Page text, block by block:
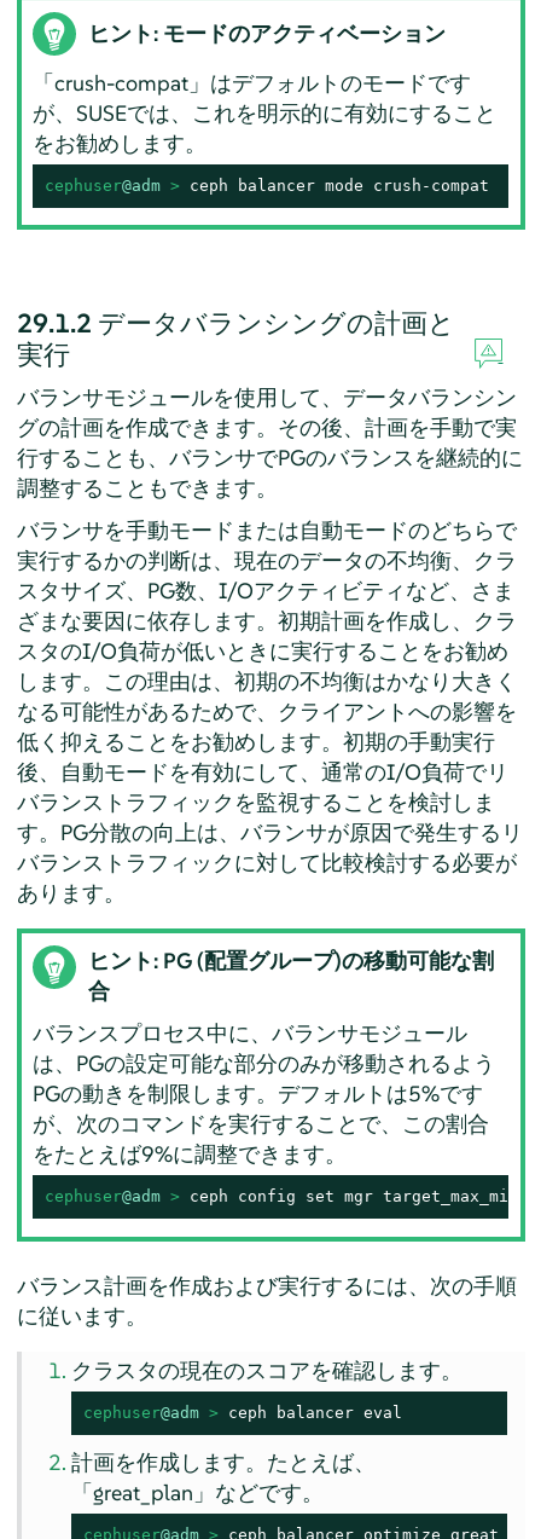
ヒント: モードのアクティベーション
「crush-compat」はデフォルトのモードです
が、SUSEでは、これを明示的に有効にすること
をお勧めします。
cephuser@adm > ceph balancer mode crush-compat
29.1.2 データバランシングの計画と
実行
バランサモジュールを使用して、データバランシン
グの計画を作成できます。その後、計画を手動で実
行することも、バランサでPGのバランスを継続的に
調整することもできます。
バランサを手動モードまたは自動モードのどちらで
実行するかの判断は、現在のデータの不均衡、クラ
スタサイズ、PG数、I/Oアクティビティなど、さま
ざまな要因に依存します。初期計画を作成し、クラ
スタのI/O負荷が低いときに実行することをお勧め
します。この理由は、初期の不均衡はかなり大きく
なる可能性があるためで、クライアントへの影響を
低く抑えることをお勧めします。初期の手動実行
後、自動モードを有効にして、通常のI/O負荷でリ
バランストラフィックを監視することを検討しま
す。PG分散の向上は、バランサが原因で発生するリ
バランストラフィックに対して比較検討する必要が
あります。
ヒント: PG (配置グループ)の移動可能な割
合
バランスプロセス中に、バランサモジュール
は、PGの設定可能な部分のみが移動されるよう
PGの動きを制限します。デフォルトは5%です
が、次のコマンドを実行することで、この割合
をたとえば9%に調整できます。
cephuser@adm > ceph config set mgr
バランス計画を作成および実行するには、次の手順
に従います。
クラスタの現在のスコアを確認します。
cephuser@adm > ceph balancer eval
計画を作成します。たとえば、
「great_plan」などです。
cephuser@adm > ceph balancer optimize